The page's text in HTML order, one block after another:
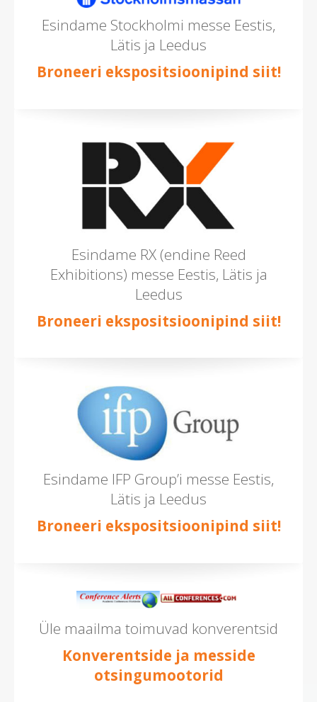
Esindame Stockholmi messe Eestis,
Lätis ja Leedus
Broneeri ekspositsioonipind siit!
Esindame RX (endine Reed
Exhibitions) messe Eestis, Lätis ja
Leedus
Broneeri ekspositsioonipind siit!
Esindame IFP Group’i messe Eestis,
Lätis ja Leedus
Broneeri ekspositsioonipind siit!
Üle maailma toimuvad konverentsid
Konverentside ja messide
otsingumootorid